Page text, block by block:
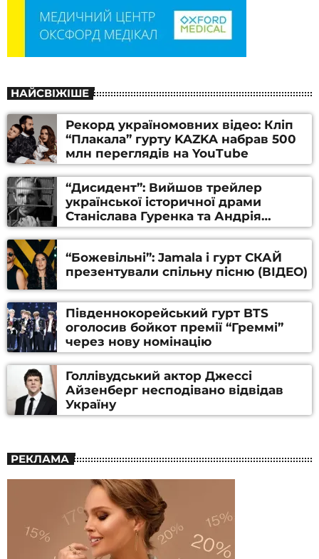
НАЙСВІЖІШЕ
Рекорд україномовних відео: Кліп
“Плакала” гурту KAZKA набрав 500
млн переглядів на YouTube
“Дисидент”: Вийшов трейлер
української історичної драми
Станіслава Гуренка та Андрія
Алфьорова (ВІДЕО)
“Божевільні”: Jamala і гурт СКАЙ
презентували спільну пісню (ВІДЕО)
Південнокорейський гурт BTS
оголосив бойкот премії “Греммі”
через нову номінацію
Голлівудський актор Джессі
Айзенберг несподівано відвідав
Україну
РЕКЛАМА